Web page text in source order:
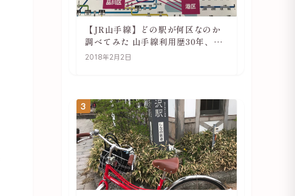
【JR山手線】どの駅が何区なのか
調べてみた 山手線利用歴30年、私
の考察
2018年2月2日
3